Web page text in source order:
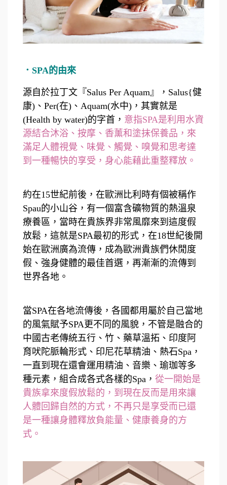
．SPA的由來
源自於拉丁文『Salus Per Aquam』，Salus{健
康)、Per(在)、Aquam(水中)，其實就是
(Health by water)的字首， 意指SPA是利用水資
源結合沐浴、按摩、香薰和塗抹保養品，來
滿足人體視覺、味覺、觸覺、嗅覺和思考達
到一種暢快的享受，身心能藉此重整釋放。
約在15世紀前後，在歐洲比利時有個被稱作
Spau的小山谷，有一個富含礦物質的熱溫泉
療養區，當時在貴族界非常風靡來到這度假
放鬆，這就是SPA最初的形式，在18世紀後開
始在歐洲廣為流傳，成為歐洲貴族們休閒度
假、強身健體的最佳首選，再漸漸的流傳到
世界各地。
當SPA在各地流傳後，各國都用屬於自己當地
的風氣賦予SPA更不同的風貌，不管是融合的
中國古老傳統五行、竹、藥草溫拓、印度阿
育吠陀脈輪形式、印尼花草精油、熱石Spa，
一直到現在還會運用精油、音樂、瑜珈等多
種元素，組合成各式各樣的Spa， 從一開始是
貴族拿來度假放鬆的，到現在反而是用來讓
人體回歸自然的方式，不再只是享受而已還
是一種讓身體釋放負能量、健康養身的方
式。